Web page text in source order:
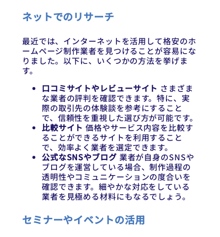
ネットでのリサーチ
最近では、インターネットを活用して格安のホ
ームページ制作業者を見つけることが容易にな
りました。以下に、いくつかの方法を挙げま
す。
口コミサイトやレビューサイト さまざま
な業者の評判を確認できます。特に、実
際の取引先の体験談を参考にすること
で、信頼性を重視した選び方が可能です。
比較サイト 価格やサービス内容を比較す
ることができるサイトを利用すること
で、効率よく業者を選定できます。
公式なSNSやブログ業者が自身のSNSや
ブログを運営している場合、制作過程の
透明性やコミュニケーションの度合いを
確認できます。細やかな対応をしている
業者を見極める材料にもなるでしょう。
セミナーやイベントの活用